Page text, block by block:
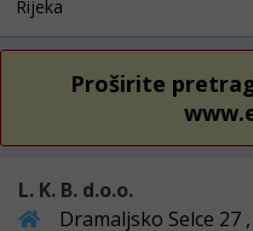
Rijeka
Proširite
L. K. B. d.o.o.
Dramaljsko Selce